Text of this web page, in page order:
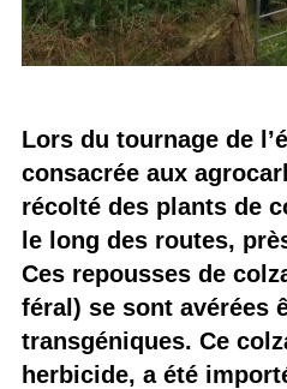
Lors du tournage de
consacrée aux
récolté des plants de
le long des routes,
Ces repousses de
féral) se sont avérées
transgéniques. Ce
herbicide, a été